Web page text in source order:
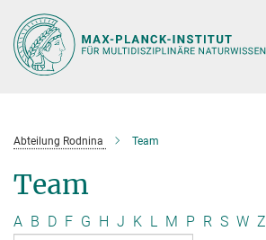
Hauptinhalt
Abteilung Rodnina Team
Team
A B D F G H J K L M P R S W Z